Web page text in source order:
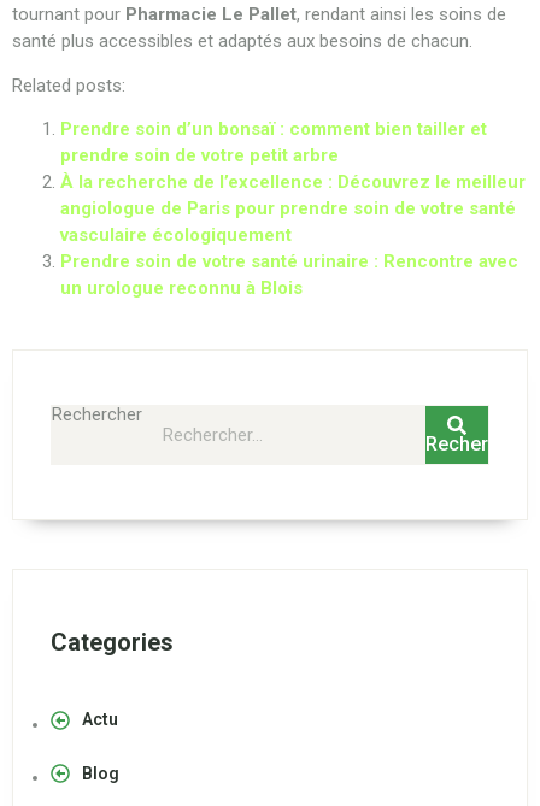
tournant pour Pharmacie Le Pallet, rendant ainsi les soins de
santé plus accessibles et adaptés aux besoins de chacun.
Related posts:
Prendre soin d’un bonsaï : comment bien tailler et
prendre soin de votre petit arbre
À la recherche de l’excellence : Découvrez le meilleur
angiologue de Paris pour prendre soin de votre santé
vasculaire écologiquement
Prendre soin de votre santé urinaire : Rencontre avec
un urologue reconnu à Blois
Rechercher
Rechercher
Categories
Actu
Blog